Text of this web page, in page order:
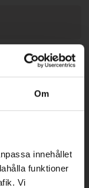
Om
innehållet
funktioner
Vi